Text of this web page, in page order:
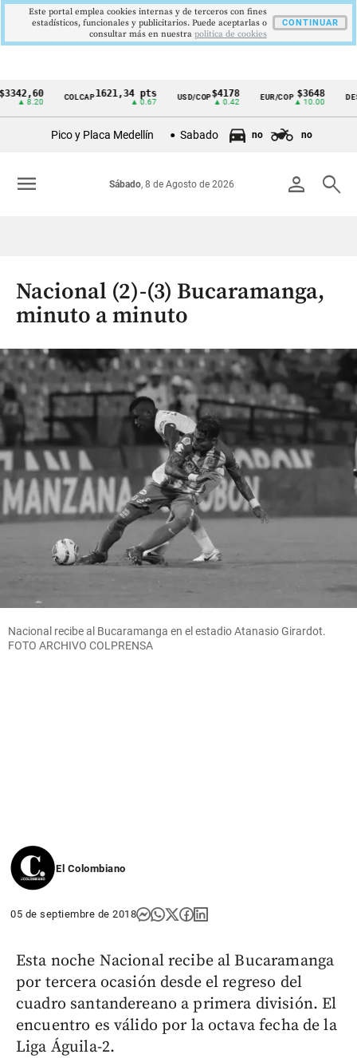
Cintillo
Colombia
COLCAP1621,34 pts USD/COP$4178
▲ 0.42
EUR/COP $3648
▲ 10.00
Pico y Placa Medellín Sabado no no
person search
Sábado, 8 de Agosto de 2026
menu
Nacional (2)-(3) Bucaramanga,
minuto a minuto
Nacional recibe al Bucaramanga en el estadio Atanasio Girardot.
FOTO ARCHIVO COLPRENSA
El Colombiano
05 de septiembre de 2018
Esta noche Nacional recibe al Bucaramanga
por tercera ocasión desde el regreso del
cuadro santandereano a primera división. El
encuentro es válido por la octava fecha de la
Liga Águila-2.
Este portal emplea cookies internas y de terceros con fines
estadísticos, funcionales y publicitarios. Puede aceptarlas o
consultar más en nuestra politica de cookies
CONTINUAR